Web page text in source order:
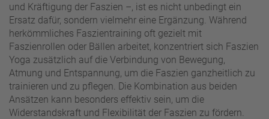
und Kräftigung der Faszien –, ist es nicht unbedingt ein
Ersatz dafür, sondern vielmehr eine Ergänzung. Während
herkömmliches Faszientraining oft gezielt mit
Faszienrollen oder Bällen arbeitet, konzentriert sich Faszien
Yoga zusätzlich auf die Verbindung von Bewegung,
Atmung und Entspannung, um die Faszien ganzheitlich zu
trainieren und zu pflegen. Die Kombination aus beiden
Ansätzen kann besonders effektiv sein, um die
Widerstandskraft und Flexibilität der Faszien zu fördern.